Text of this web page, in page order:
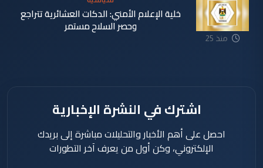
منذ 25
خلية الإعلام الأمني: الدكات العشائرية تتراجع
وحصر السلاح مستمر
اشترك في النشرة الإخبارية
احصل على أهم الأخبار والتحليلات مباشرة إلى بريدك
الإلكتروني، وكن أول من يعرف آخر التطورات